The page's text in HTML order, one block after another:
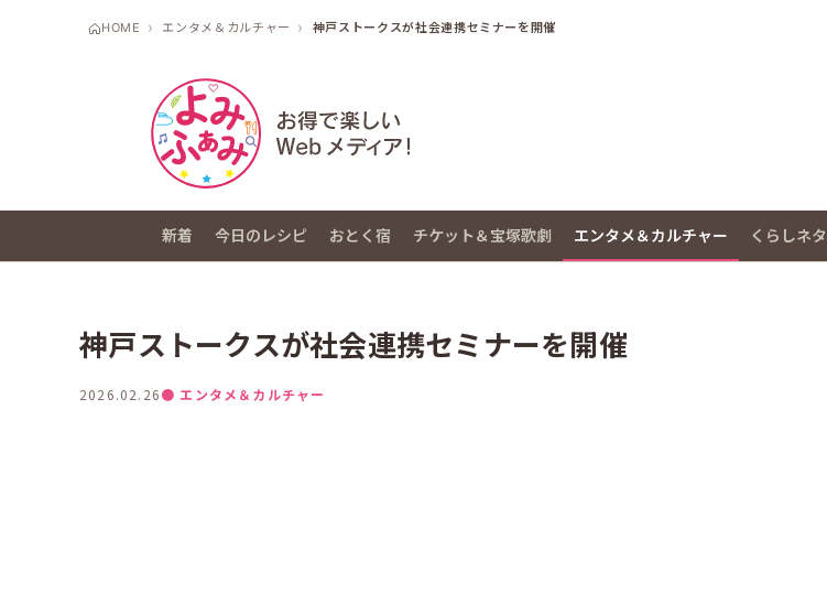
HOME エンタメ＆カルチャー 神戸ストークスが社会連携セミナーを開催
新着 今日のレシピ おとく宿 チケット＆宝塚歌劇 エンタメ＆カルチャー くらしネタ
神戸ストークスが社会連携セミナーを開催
2026.02.26● エンタメ＆カルチャー